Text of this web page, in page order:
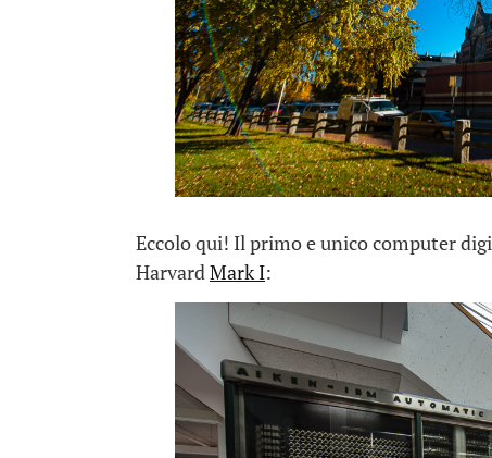
Eccolo qui! Il primo e unico computer
HarvardMark I: